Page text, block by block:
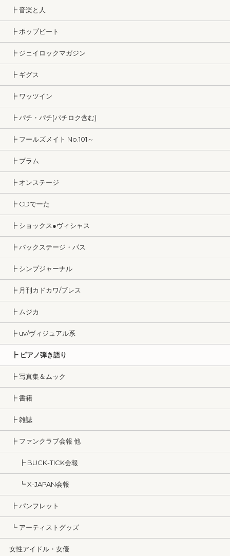
┣ 音楽と人
┣ ポップビート
┣ ジェイロックマガジン
┣ ギグス
┣ ワッツイン
┣ パチ・パチ(パチロク含む)
┣ フールズメイト No.101～
┣ プラム
┣ オンステージ
┣ CDでーた
┣ ショックス●ヴィシャス
┣ バックステージ・パス
┣ シンプジャーナル
┣ 月刊カドカワ/ブレス
┣ ムジカ
┣ uv/ヴィジュアル系
┣ ピアノ弾き語り
┣ 写真集＆ムック
┣ 書籍
┣ 雑誌
┣ ファンクラブ会報 他
┣ BUCK-TICK会報
┗ X-JAPAN会報
┣ パンフレット
┗ アーティストグッズ
女性アイドル・女優